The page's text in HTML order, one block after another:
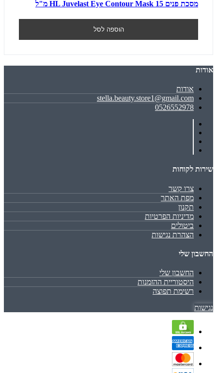
מסכת פנים HL Juvelast Eye Contour Mask 15 מ"ל
הוספה לסל
אודות
אודות
stella.beauty.store1@gmail.com
0526552978
שירות לקוחות
צרו קשר
מפת האתר
תקנון
מדיניות הפרטיות
ביטולים
הצהרת נגישות
החשבון שלי
החשבון שלי
היסטוריית ההזמנות
רשימת תפוצה
נגישות